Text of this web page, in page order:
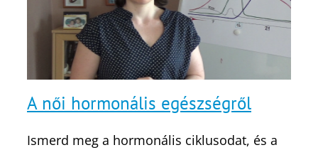
A női hormonális egészségről
Ismerd meg a hormonális ciklusodat, és a